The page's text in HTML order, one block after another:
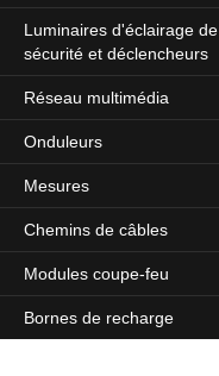
Luminaires d'éclairage de
sécurité et déclencheurs
Réseau multimédia
Onduleurs
Mesures
Chemins de câbles
Modules coupe-feu
Bornes de recharge